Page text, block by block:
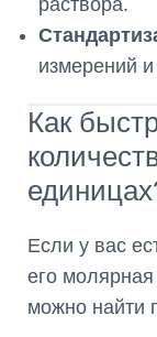
раствора.
измерений
Как
Если у вас
его
можно найти